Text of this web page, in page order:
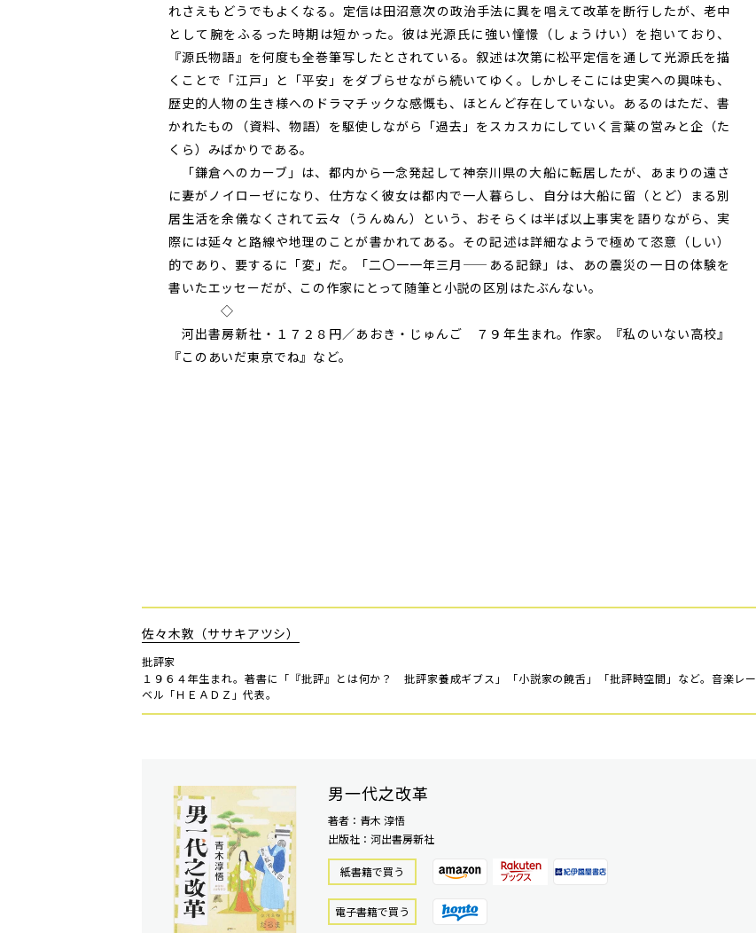
れさえもどうでもよくなる。定信は田沼意次の政治手法に異を唱えて改革を断行したが、老中
として腕をふるった時期は短かった。彼は光源氏に強い憧憬（しょうけい）を抱いており、
『源氏物語』を何度も全巻筆写したとされている。叙述は次第に松平定信を通して光源氏を描
くことで「江戸」と「平安」をダブらせながら続いてゆく。しかしそこには史実への興味も、
歴史的人物の生き様へのドラマチックな感慨も、ほとんど存在していない。あるのはただ、書
かれたもの（資料、物語）を駆使しながら「過去」をスカスカにしていく言葉の営みと企（た
くら）みばかりである。
「鎌倉へのカーブ」は、都内から一念発起して神奈川県の大船に転居したが、あまりの遠さ
に妻がノイローゼになり、仕方なく彼女は都内で一人暮らし、自分は大船に留（とど）まる別
居生活を余儀なくされて云々（うんぬん）という、おそらくは半ば以上事実を語りながら、実
際には延々と路線や地理のことが書かれてある。その記述は詳細なようで極めて恣意（しい）
的であり、要するに「変」だ。「二〇一一年三月——ある記録」は、あの震災の一日の体験を
書いたエッセーだが、この作家にとって随筆と小説の区別はたぶんない。
◇
河出書房新社・１７２８円／あおき・じゅんご ７９年生まれ。作家。『私のいない高校』
『このあいだ東京でね』など。
佐々木敦（ササキアツシ）
批評家
１９６４年生まれ。著書に「『批評』とは何か？ 批評家養成ギブス」「小説家の饒舌」「批評時空間」など。音楽レー
ベル「ＨＥＡＤＺ」代表。
男一代之改革
著者：青木 淳悟
出版社：河出書房新社
紙書籍で買う
電⼦書籍で買う